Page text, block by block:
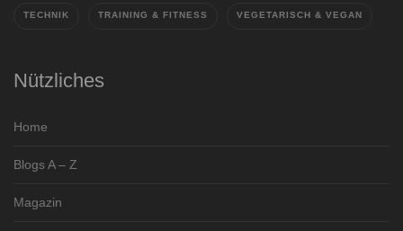
TECHNIK TRAINING & FITNESS VEGETARISCH & VEGAN
Nützliches
Home
Blogs A – Z
Magazin